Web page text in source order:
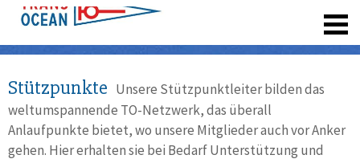
Stützpunkte Unsere Stützpunktleiter bilden das
weltumspannende TO-Netzwerk, das überall
Anlaufpunkte bietet, wo unsere Mitglieder auch vor Anker
gehen. Hier erhalten sie bei Bedarf Unterstützung und